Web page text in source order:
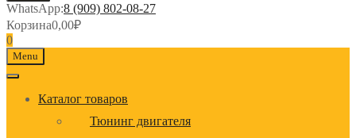
WhatsApp:8 (909) 802-08-27
Корзина0,00₽
0
Menu
Каталог товаров
Тюнинг двигателя